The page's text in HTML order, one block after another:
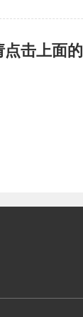
击上面的